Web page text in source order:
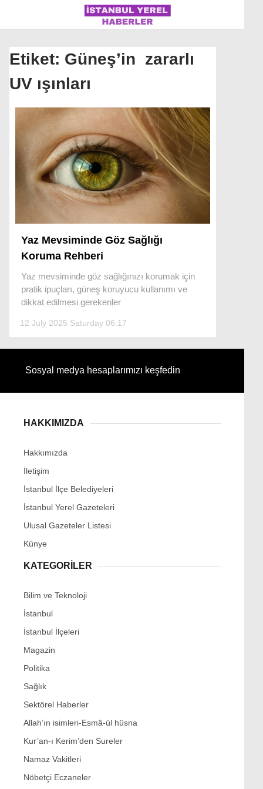
Instagram
ÜLKE GÜNDEMI
MAGAZIN
POLITIKA
SAĞLIK
SOSYAL MEDYA
SPOR
DÜNYA
Etiket: Güneş’in zararlı
UV ışınları
Yaz Mevsiminde Göz Sağlığı
Koruma Rehberi
Yaz mevsiminde göz sağlığınızı korumak için
pratik ipuçları, güneş koruyucu kullanımı ve
dikkat edilmesi gerekenler
12 July 2025 Saturday 06:17
Sosyal medya hesaplarımızı keşfedin
HAKKIMIZDA
Hakkımızda
İletişim
İstanbul İlçe Belediyeleri
İstanbul Yerel Gazeteleri
Ulusal Gazeteler Listesi
Künye
KATEGORİLER
Bilim ve Teknoloji
İstanbul
İstanbul İlçeleri
Magazin
Politika
Sağlık
Sektörel Haberler
Allah’ın isimleri-Esmâ-ül hüsna
Kur’an-ı Kerim’den Sureler
Namaz Vakitleri
Nöbetçi Eczaneler